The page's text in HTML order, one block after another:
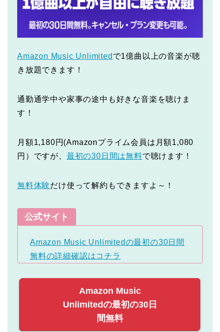
Amazon Music Unlimited で1億曲以上の音楽が聴
き放題できます！
通勤通学中や家事の途中も好きな音楽を聴けま
す！
月額1,180円(Amazonプライム会員は月額1,080
円）ですが、 最初の30日間は無料で聴けます！
無料体験だけ使って解約もできますよ～！
公式サイト
Amazon Music Unlimitedの最初の30日間
無料の詳細確認はコチラ
Amazon Music
Unlimitedの最初の30日
間無料